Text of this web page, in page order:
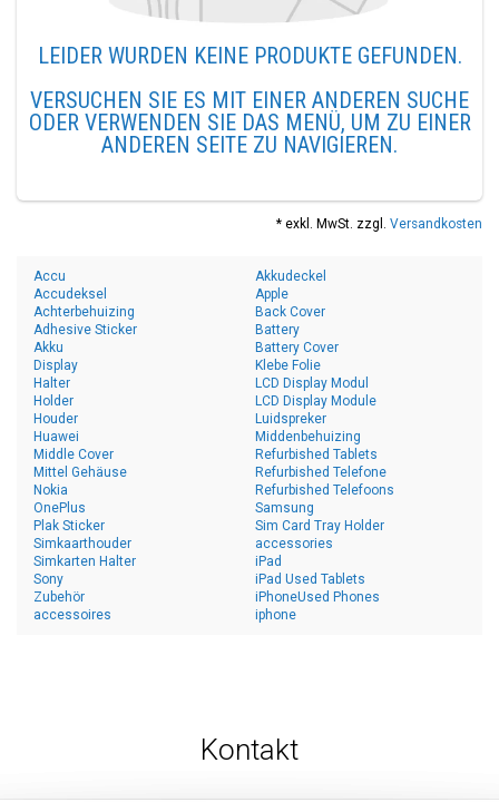
LEIDER WURDEN KEINE PRODUKTE GEFUNDEN.
VERSUCHEN SIE ES MIT EINER ANDEREN SUCHE
ODER VERWENDEN SIE DAS MENÜ, UM ZU EINER
ANDEREN SEITE ZU NAVIGIEREN.
* exkl. MwSt. zzgl. Versandkosten
Accu
Accudeksel
Achterbehuizing
Adhesive Sticker
Akku
Akkudeckel
Apple
Back Cover
Battery
Battery Cover
Display
Halter
Holder
Houder
Huawei
Klebe Folie
LCD Display Modul
LCD Display Module
Luidspreker
Middenbehuizing
Middle Cover
Mittel Gehäuse
Nokia
OnePlus
Plak Sticker
Refurbished Tablets
Refurbished Telefone
Refurbished Telefoons
Samsung
Sim Card Tray Holder
Simkaarthouder
Simkarten Halter
Sony
Zubehör
accessoires
accessories
iPad
iPad Used Tablets
iPhoneUsed Phones
iphone
Kontakt